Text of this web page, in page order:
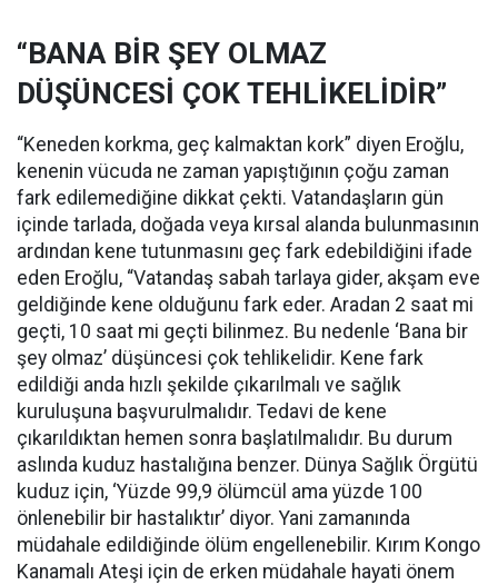
“BANA BİR ŞEY OLMAZ
DÜŞÜNCESİ ÇOK TEHLİKELİDİR”
“Keneden korkma, geç kalmaktan kork” diyen Eroğlu,
kenenin vücuda ne zaman yapıştığının çoğu zaman
fark edilemediğine dikkat çekti. Vatandaşların gün
içinde tarlada, doğada veya kırsal alanda bulunmasının
ardından kene tutunmasını geç fark edebildiğini ifade
eden Eroğlu, “Vatandaş sabah tarlaya gider, akşam eve
geldiğinde kene olduğunu fark eder. Aradan 2 saat mi
geçti, 10 saat mi geçti bilinmez. Bu nedenle ‘Bana bir
şey olmaz’ düşüncesi çok tehlikelidir. Kene fark
edildiği anda hızlı şekilde çıkarılmalı ve sağlık
kuruluşuna başvurulmalıdır. Tedavi de kene
çıkarıldıktan hemen sonra başlatılmalıdır. Bu durum
aslında kuduz hastalığına benzer. Dünya Sağlık Örgütü
kuduz için, ‘Yüzde 99,9 ölümcül ama yüzde 100
önlenebilir bir hastalıktır’ diyor. Yani zamanında
müdahale edildiğinde ölüm engellenebilir. Kırım Kongo
Kanamalı Ateşi için de erken müdahale hayati önem